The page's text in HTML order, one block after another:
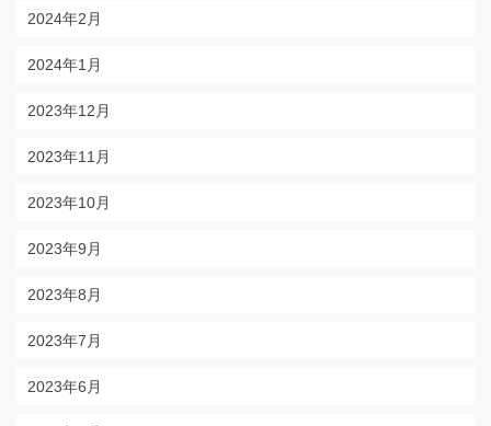
2024年2月
2024年1月
2023年12月
2023年11月
2023年10月
2023年9月
2023年8月
2023年7月
2023年6月